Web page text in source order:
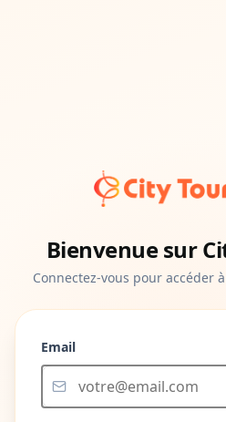
Bienvenue sur
Connectez-vous pour accéder
Email